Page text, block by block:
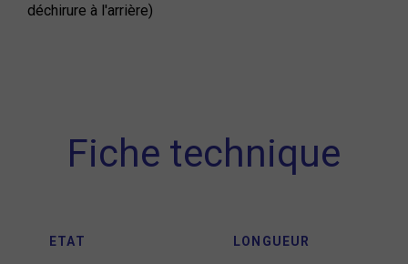
déchirure à l'arrière)
Fiche technique
ETAT LONGUEUR